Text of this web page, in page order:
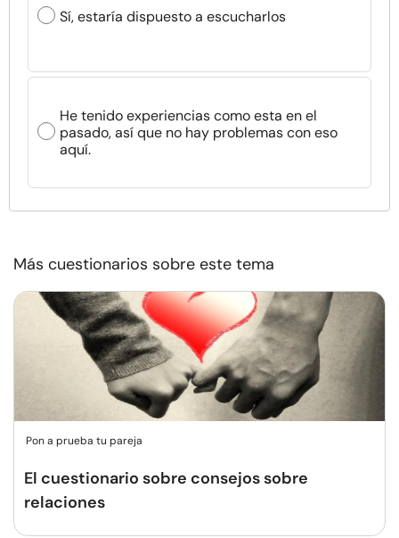
Sí, estaría dispuesto a escucharlos
He tenido experiencias como esta en el
pasado, así que no hay problemas con eso
aquí.
Más cuestionarios sobre este tema
Pon a prueba tu pareja
El cuestionario sobre consejos sobre
relaciones